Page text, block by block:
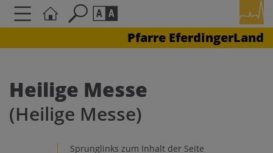
Pfarre EferdingerLand
Schriftgröße
A A A
Kontrasteinstellungen
Heilige Messe
(Heilige Messe)
Sprunglinks zum Inhalt der Seite